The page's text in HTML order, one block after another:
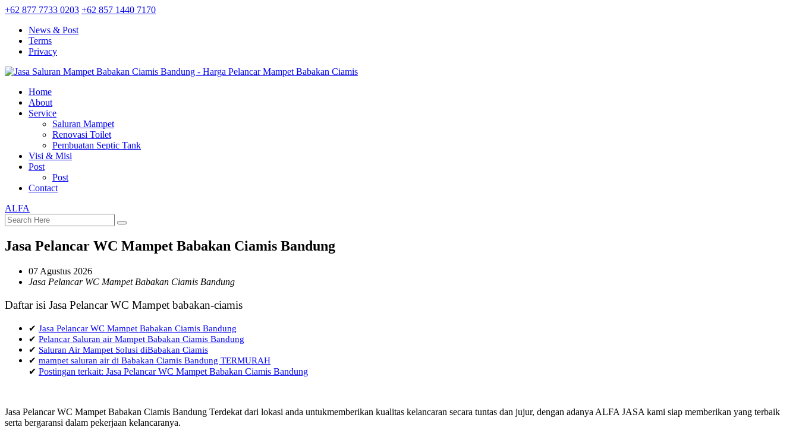
+62 877 7733 0203 +62 857 1440 7170
News & Post
Terms
Privacy
Home
About
Service
Saluran Mampet
Renovasi Toilet
Pembuatan Septic Tank
Visi & Misi
Post
Post
Contact
ALFA
Jasa Pelancar WC Mampet Babakan Ciamis Bandung
07 Agustus 2026
Jasa Pelancar WC Mampet Babakan Ciamis Bandung
Daftar isi Jasa Pelancar WC Mampet babakan-ciamis
✔ Jasa Pelancar WC Mampet Babakan Ciamis Bandung
✔ Pelancar Saluran air Mampet Babakan Ciamis Bandung
✔ Saluran Air Mampet Solusi diBabakan Ciamis
✔ mampet saluran air di Babakan Ciamis Bandung TERMURAH
✔ Postingan terkait: Jasa Pelancar WC Mampet Babakan Ciamis Bandung
Jasa Pelancar WC Mampet Babakan Ciamis Bandung Terdekat dari lokasi anda untukmemberikan kualitas kelancaran secara tuntas dan jujur, dengan adanya ALFA JASA kami siap memberikan yang terbaik
serta bergaransi dalam pekerjaan kelancaranya.